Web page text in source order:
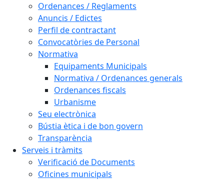
Ordenances / Reglaments
Anuncis / Edictes
Perfil de contractant
Convocatòries de Personal
Normativa
Equipaments Municipals
Normativa / Ordenances generals
Ordenances fiscals
Urbanisme
Seu electrònica
Bústia ètica i de bon govern
Transparència
Serveis i tràmits
Verificació de Documents
Oficines municipals